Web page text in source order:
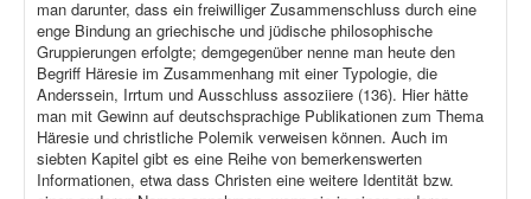
man darunter, dass ein freiwilliger Zusammenschluss durch eine
enge Bindung an griechische und jüdische philosophische
Gruppierungen erfolgte; demgegenüber nenne man heute den
Begriff Häresie im Zusammenhang mit einer Typologie, die
Anderssein, Irrtum und Ausschluss assoziiere (136). Hier hätte
man mit Gewinn auf deutschsprachige Publikationen zum Thema
Häresie und christliche Polemik verweisen können. Auch im
siebten Kapitel gibt es eine Reihe von bemerkenswerten
Informationen, etwa dass Christen eine weitere Identität bzw.